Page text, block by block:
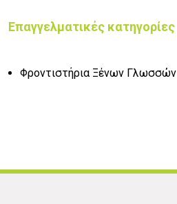
Επαγγελματικές κατηγορίες
Φροντιστήρια Ξένων Γλωσσών